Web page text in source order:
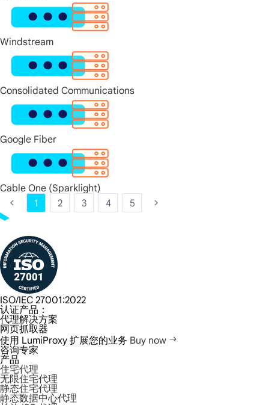
Windstream
Consolidated Communications
Google Fiber
Cable One (Sparklight)
1
2 3 4 5
ISO/IEC 27001:2022
认证产品：
代理解决方案
网页抓取器
使用 LumiProxy 扩展您的业务 Buy now
咨询专家
产品
住宅代理
无限住宅代理
静态住宅代理
静态数据中心代理